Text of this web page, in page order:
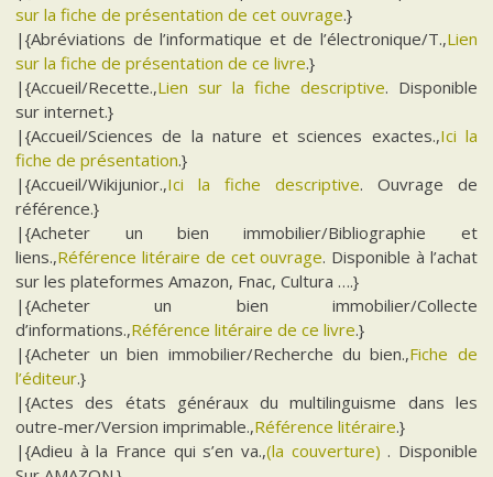
sur la fiche de présentation de cet ouvrage.}
|{Abréviations de l’informatique et de l’électronique/T.,Lien
sur la fiche de présentation de ce livre.}
|{Accueil/Recette.,Lien sur la fiche descriptive. Disponible
sur internet.}
|{Accueil/Sciences de la nature et sciences exactes.,Ici la
fiche de présentation.}
|{Accueil/Wikijunior.,Ici la fiche descriptive. Ouvrage de
référence.}
|{Acheter un bien immobilier/Bibliographie et
liens.,Référence litéraire de cet ouvrage. Disponible à l’achat
sur les plateformes Amazon, Fnac, Cultura ….}
|{Acheter un bien immobilier/Collecte
d’informations.,Référence litéraire de ce livre.}
|{Acheter un bien immobilier/Recherche du bien.,Fiche de
l’éditeur.}
|{Actes des états généraux du multilinguisme dans les
outre-mer/Version imprimable.,Référence litéraire.}
|{Adieu à la France qui s’en va.,(la couverture) . Disponible